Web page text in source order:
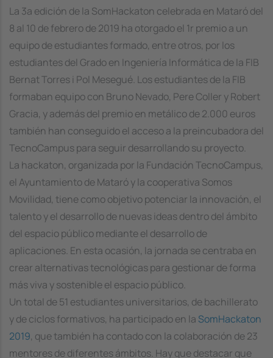
La 3a edición de la SomHackaton celebrada en Mataró del
8 al 10 de febrero de 2019 ha otorgado el 1r premio a un
equipo de estudiantes formado, entre otros, por los
estudiantes del Grado en Ingeniería Informática de la FIB
Bernat Torres i Pol Mesegué. Los estudiantes de la FIB
formaban equipo con Bruno Nevado, Pere Coller y Robert
Gracia, y además del premio en metálico de 2.000 euros
también han conseguido el acceso a la preincubadora del
TecnoCampus para seguir desarrollando su proyecto.
La hackaton, organizada por la Fundación TecnoCampus,
el Ayuntamiento de Mataró y la cooperativa Somos
Movilidad, tiene como objetivo potenciar la innovación, el
talento y el desarrollo de nuevas ideas dentro del ámbito
del espacio público mediante el desarrollo de
aplicaciones. En esta ocasión, la jornada se centraba en
crear alternativas tecnológicas para gestionar de forma
más viva y sostenible el espacio público.
Un total de 51 estudiantes universitarios, de bachillerato
y de ciclos formativos, ha participado en la SomHackaton
2019, que también ha contado con la colaboración de 23
mentores de diferentes ámbitos. Hay que destacar que